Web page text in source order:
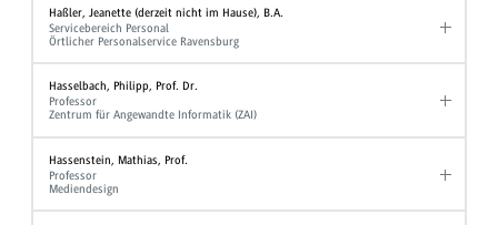
Haßler, Jeanette (derzeit nicht im Hause), B.A.
Servicebereich Personal
Örtlicher Personalservice Ravensburg
Hasselbach, Philipp, Prof. Dr.
Professor
Zentrum für Angewandte Informatik (ZAI)
Hassenstein, Mathias, Prof.
Professor
Mediendesign